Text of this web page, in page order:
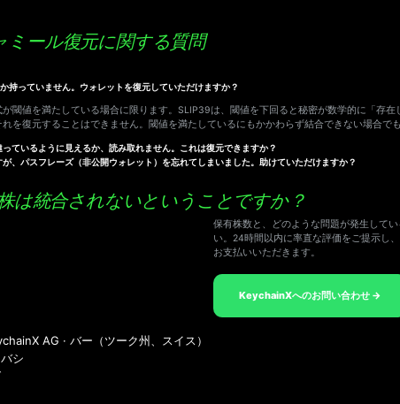
ミール復元に関する質問
持っていません。ウォレットを復元していただけますか？
が閾値を満たしている場合に限ります。SLIP39は、閾値を下回ると秘密が数学的に「
を復元することはできません。閾値を満たしているにもかかわらず結合できない場合で
ているように見えるか、読み取れません。これは復元できますか？
、パスフレーズ（非公開ウォレット）を忘れてしまいました。助けていただけますか？
は統合されないということですか？
保有株数と、どのような問題が発生して
い。24時間以内に率直な評価をご提示し
お支払いいただきます。
KeychainXへのお問い合わせ →
AG · バー（ツーク州、スイス）
シ